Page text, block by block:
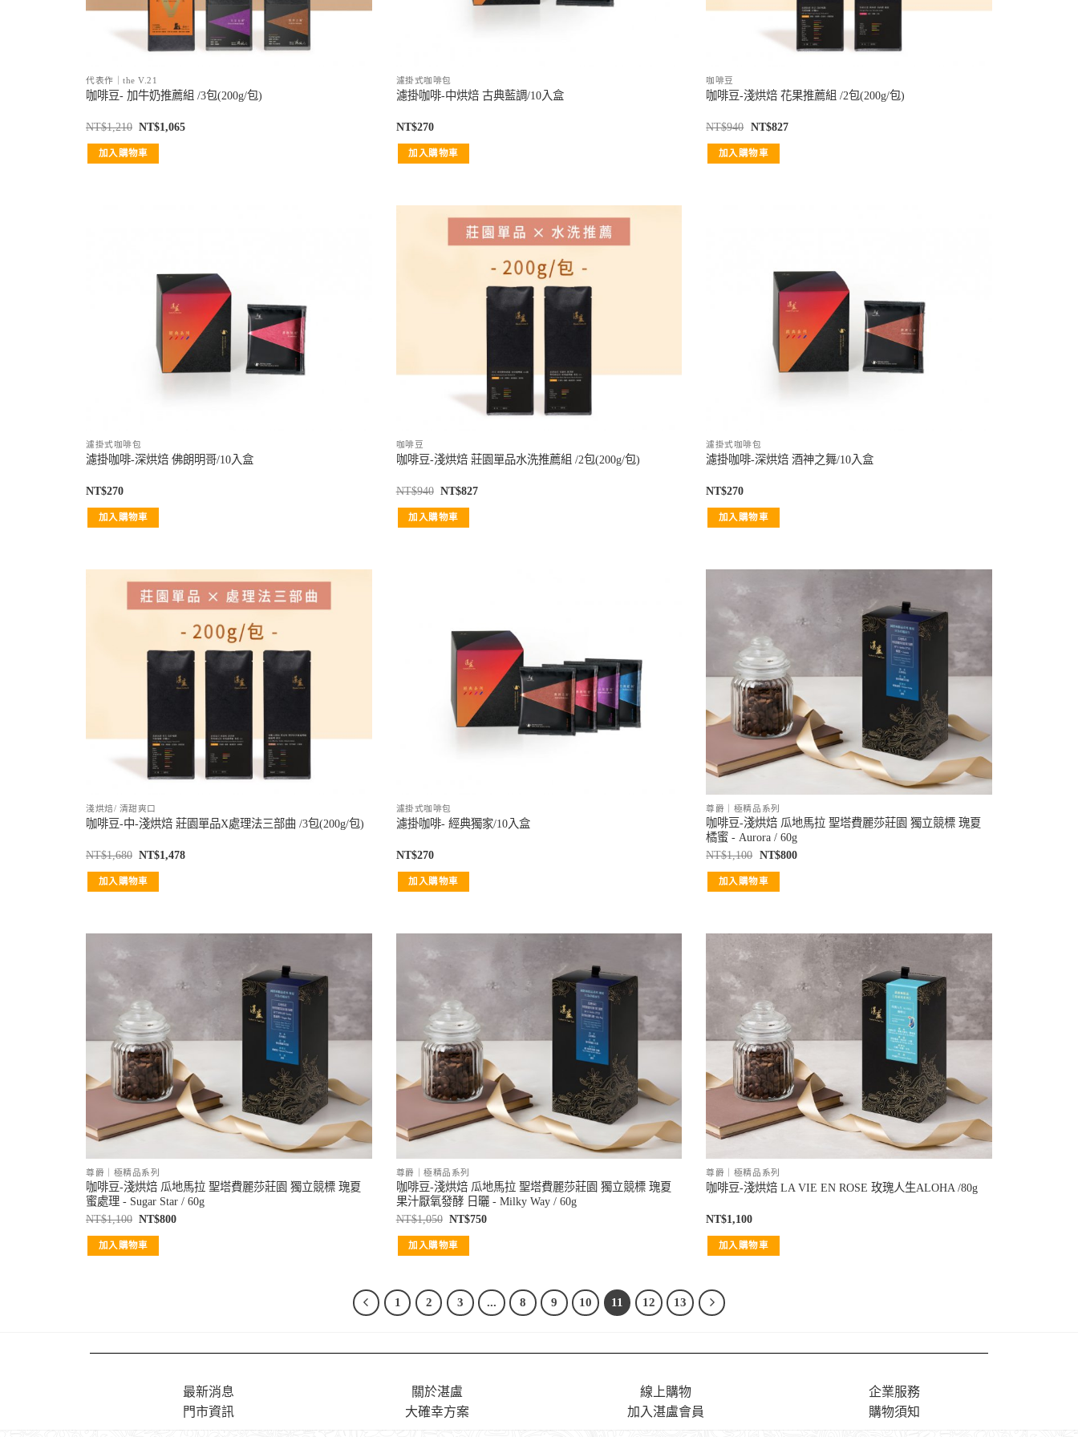
代表作｜the V.21
咖啡豆- 加牛奶推薦組 /3包(200g/包)
NT$1,210 NT$1,065
加入購物車
濾掛式咖啡包
濾掛咖啡-中烘焙 古典藍調/10入盒
NT$270
加入購物車
咖啡豆
咖啡豆-淺烘焙 花果推薦組 /2包(200g/包)
NT$940 NT$827
加入購物車
濾掛式咖啡包
濾掛咖啡-深烘焙 佛朗明哥/10入盒
NT$270
加入購物車
咖啡豆
咖啡豆-淺烘焙 莊園單品水洗推薦組 /2包(200g/包)
NT$940 NT$827
加入購物車
濾掛式咖啡包
濾掛咖啡-深烘焙 酒神之舞/10入盒
NT$270
加入購物車
淺烘焙/ 清甜爽口
咖啡豆-中-淺烘焙 莊園單品X處理法三部曲 /3包(200g/包)
NT$1,680 NT$1,478
加入購物車
濾掛式咖啡包
濾掛咖啡- 經典獨家/10入盒
NT$270
加入購物車
尊爵｜極精品系列
咖啡豆-淺烘焙 瓜地馬拉 聖塔費麗莎莊園 獨立競標 瑰夏
橘蜜 - Aurora / 60g
NT$1,100 NT$800
加入購物車
尊爵｜極精品系列
咖啡豆-淺烘焙 瓜地馬拉 聖塔費麗莎莊園 獨立競標 瑰夏
蜜處理 - Sugar Star / 60g
NT$1,100 NT$800
加入購物車
尊爵｜極精品系列
咖啡豆-淺烘焙 瓜地馬拉 聖塔費麗莎莊園 獨立競標 瑰夏
果汁厭氧發酵 日曬 - Milky Way / 60g
NT$1,050 NT$750
加入購物車
尊爵｜極精品系列
咖啡豆-淺烘焙 LA VIE EN ROSE 玫瑰人生ALOHA /80g
NT$1,100
加入購物車
1 2 3 ... 8 9 10 11 12 13
最新消息
門市資訊
關於湛盧
大確幸方案
線上購物
加入湛盧會員
企業服務
購物須知